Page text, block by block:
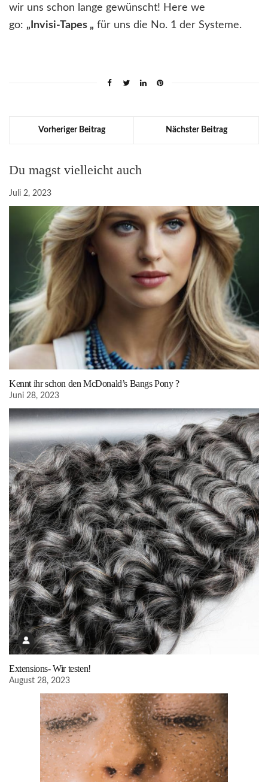
wir uns schon lange gewünscht! Here we
go: „Invisi-Tapes „ für uns die No. 1 der Systeme.
Vorheriger Beitrag Nächster Beitrag
Du magst vielleicht auch
Juli 2, 2023
Kennt ihr schon den McDonald’s Bangs Pony ?
Juni 28, 2023
Extensions- Wir testen!
August 28, 2023